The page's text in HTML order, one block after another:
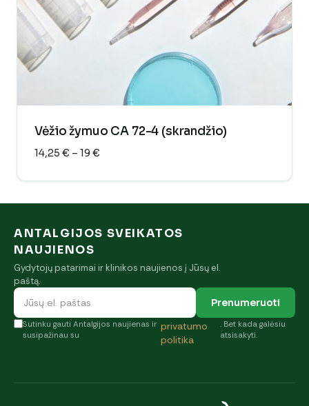
Vėžio žymuo CA 72-4 (skrandžio)
14,25 € – 19 €Price
14,25 €
ANTALGIJOS SVEIKATOS
NAUJIENOS
Gydytojų patarimai ir klinikos naujienos į Jūsų el.
paštą.
Prenumeruoti
Sutinku gauti Antalgijos naujienas ir
susipažinau su
privatumo
politika
. Bet kada galėsiu
atsisakyti.